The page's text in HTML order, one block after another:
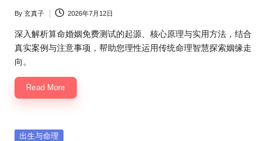
Posted
by
By 玄真子 2026年7月12日
深入解析算命婚姻免费测试的起源、核心原理与实用方法，结合
真实案例与注意事项，帮助您理性运用传统命理智慧探索姻缘走
向。
Read More
Posted
出生与命理